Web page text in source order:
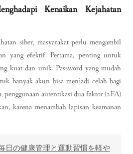
Kenaikan Kejahatan
siber, masyarakat perlu mengambil
yang efektif. Pertama, penting untuk
kuat dan unik. Password yang mudah
banyak akun bisa menjadi celah bagi
penggunaan autentikasi dua faktor (2FA)
karena menambah lapisan keamanan
日の健康管理と運動習慣を軽や